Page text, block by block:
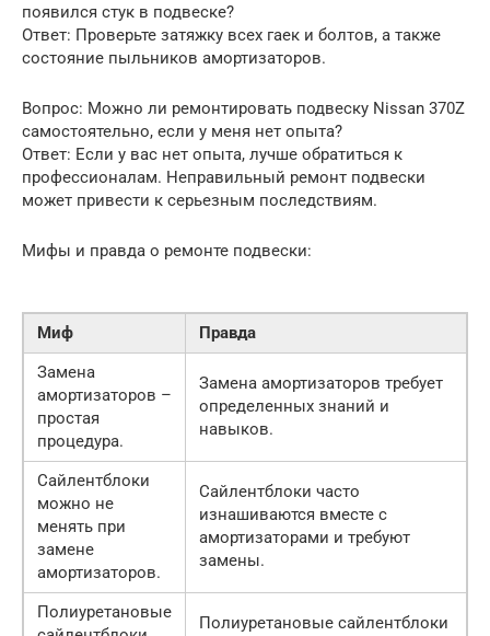
появился стук в подвеске?
Ответ: Проверьте затяжку всех гаек и болтов, а также
состояние пыльников амортизаторов.
Вопрос: Можно ли ремонтировать подвеску Nissan 370Z
самостоятельно, если у меня нет опыта?
Ответ: Если у вас нет опыта, лучше обратиться к
профессионалам. Неправильный ремонт подвески
может привести к серьезным последствиям.
Мифы и правда о ремонте подвески:
Миф
Правда
Замена
амортизаторов –
простая
процедура.
Замена амортизаторов требует
определенных знаний и
навыков.
Сайлентблоки
можно не
менять при
замене
амортизаторов.
Сайлентблоки часто
изнашиваются вместе с
амортизаторами и требуют
замены.
Полиуретановые
Полиуретановые сайлентблоки